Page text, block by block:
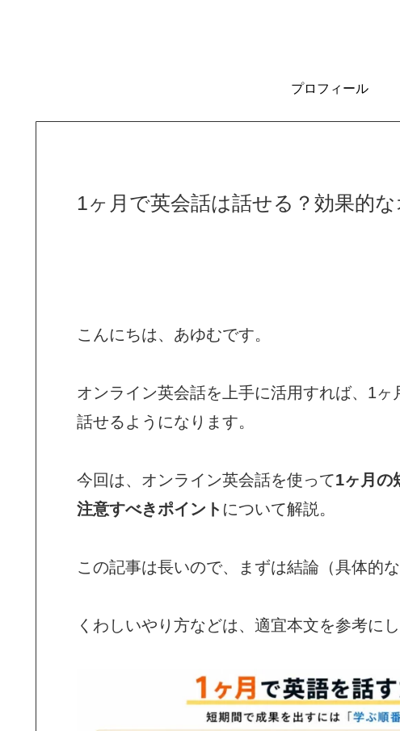
プロフィール
1ヶ月で英会話は話せる？効果的
こんにちは、あゆむです。
オンライン英会話を上手に活用すれば、1
話せるようになります。
今回は、オンライン英会話を使って1ヶ月の
注意すべきポイント について解説。
この記事は長いので、まずは結論（具体的
くわしいやり方などは、適宜本文を参考に